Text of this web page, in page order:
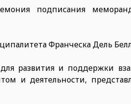
подписания
Франческа Дель
развития и поддержки
и деятельности,